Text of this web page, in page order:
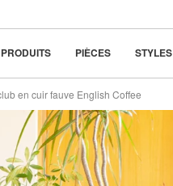
beauté dans la
PRODUITS PIÈCES STYLES
en cuir fauve English Coffee